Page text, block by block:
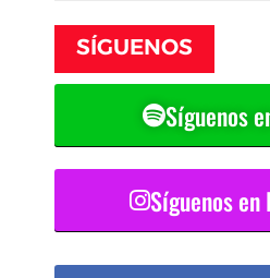
SÍGUENOS
Síguenos
Síguenos